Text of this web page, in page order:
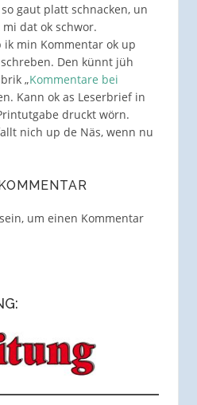
gaut platt schnacken, un
dat ok schwor.
ik min Kommentar ok up
Den künnt jüh
„Kommentare bei
Kann ok as Leserbrief in
druckt wörn.
nich up de Näs, wenn nu
um einen Kommentar